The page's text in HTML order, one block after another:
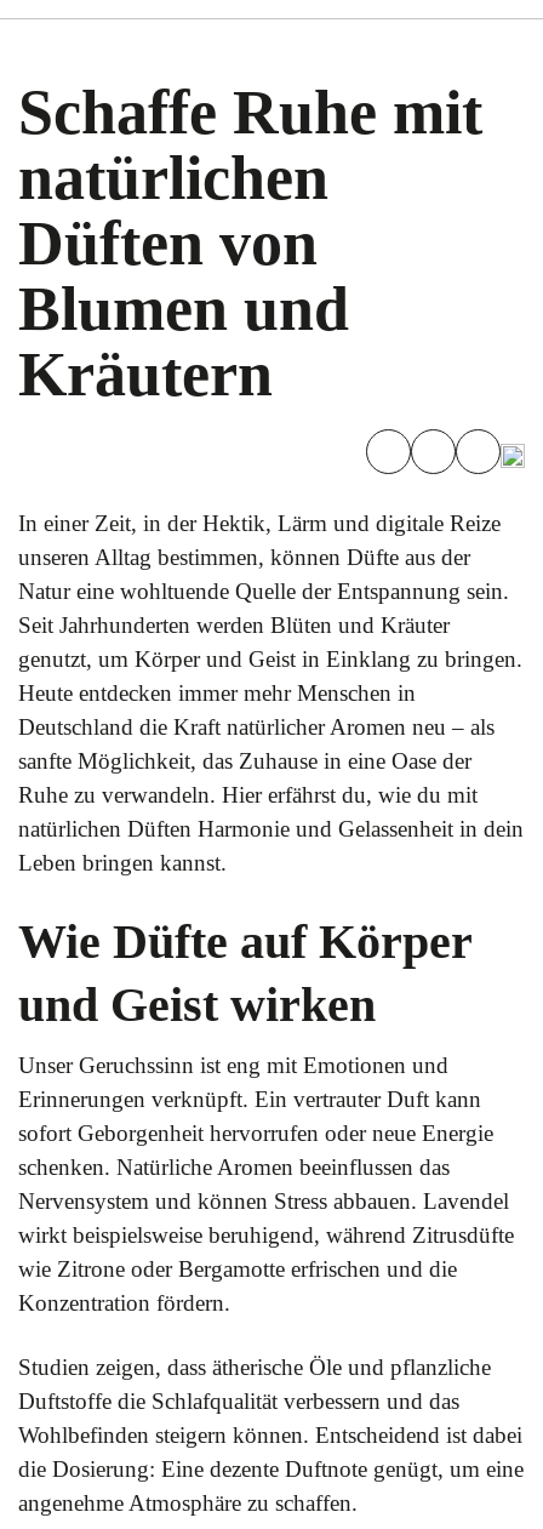
Schaffe Ruhe mit
natürlichen
Düften von
Blumen und
Kräutern
In einer Zeit, in der Hektik, Lärm und digitale Reize
unseren Alltag bestimmen, können Düfte aus der
Natur eine wohltuende Quelle der Entspannung sein.
Seit Jahrhunderten werden Blüten und Kräuter
genutzt, um Körper und Geist in Einklang zu bringen.
Heute entdecken immer mehr Menschen in
Deutschland die Kraft natürlicher Aromen neu – als
sanfte Möglichkeit, das Zuhause in eine Oase der
Ruhe zu verwandeln. Hier erfährst du, wie du mit
natürlichen Düften Harmonie und Gelassenheit in dein
Leben bringen kannst.
Wie Düfte auf Körper
und Geist wirken
Unser Geruchssinn ist eng mit Emotionen und
Erinnerungen verknüpft. Ein vertrauter Duft kann
sofort Geborgenheit hervorrufen oder neue Energie
schenken. Natürliche Aromen beeinflussen das
Nervensystem und können Stress abbauen. Lavendel
wirkt beispielsweise beruhigend, während Zitrusdüfte
wie Zitrone oder Bergamotte erfrischen und die
Konzentration fördern.
Studien zeigen, dass ätherische Öle und pflanzliche
Duftstoffe die Schlafqualität verbessern und das
Wohlbefinden steigern können. Entscheidend ist dabei
die Dosierung: Eine dezente Duftnote genügt, um eine
angenehme Atmosphäre zu schaffen.